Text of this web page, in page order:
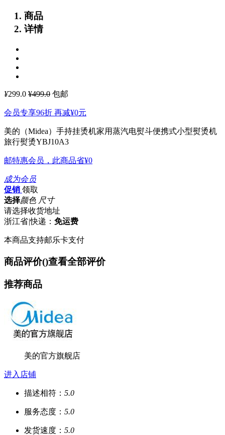
商品
详情
¥299.0 ¥499.0 包邮
会员专享96折 再减¥0元
美的（Midea）手持挂烫机家用蒸汽电熨斗便携式小型熨烫机
旅行熨烫YBJ10A3
邮特惠会员，此商品省¥0
成为会员
促销 领取
选择颜色 尺寸
请选择收货地址
浙江省|快递： 免运费
本商品支持邮乐卡支付
商品评价()查看全部评价
推荐商品
美的官方旗舰店
进入店铺
描述相符： 5.0
服务态度： 5.0
发货速度： 5.0